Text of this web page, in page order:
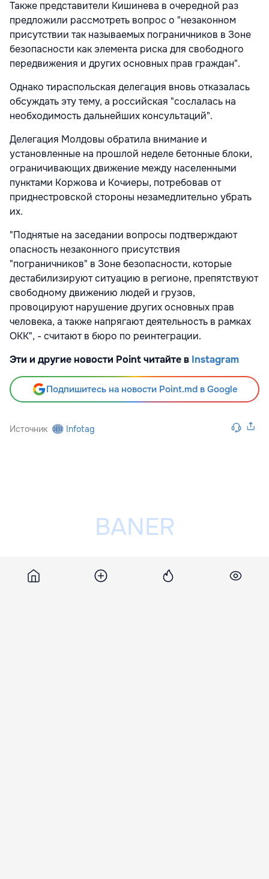
Также представители Кишинева в очередной раз
предложили рассмотреть вопрос о "незаконном
присутствии так называемых пограничников в Зоне
безопасности как элемента риска для свободного
передвижения и других основных прав граждан".
Однако тираспольская делегация вновь отказалась
обсуждать эту тему, а российская "сослалась на
необходимость дальнейших консультаций".
Делегация Молдовы обратила внимание и
установленные на прошлой неделе бетонные блоки,
ограничивающих движение между населенными
пунктами Коржова и Кочиеры, потребовав от
приднестровской стороны незамедлительно убрать
их.
"Поднятые на заседании вопросы подтверждают
опасность незаконного присутствия
"пограничников" в Зоне безопасности, которые
дестабилизируют ситуацию в регионе, препятствуют
свободному движению людей и грузов,
провоцируют нарушение других основных прав
человека, а также напрягают деятельность в рамках
ОКК", - считают в бюро по реинтеграции.
Эти и другие новости Point читайте в Instagram
Подпишитесь на новости Point.md в Google
Источник Infotag